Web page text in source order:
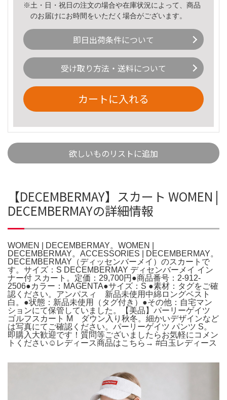
※土・日・祝日の注文の場合や在庫状況によって、商品
のお届けにお時間をいただく場合がございます。
即日出荷条件について
受け取り方法・送料について
カートに入れる
欲しいものリストに追加
【DECEMBERMAY】スカート WOMEN |
DECEMBERMAYの詳細情報
WOMEN | DECEMBERMAY。WOMEN |
DECEMBERMAY。ACCESSORIES | DECEMBERMAY。
DECEMBERMAY（ディッセンバーメイ）のスカートで
す。サイズ：S DECEMBERMAY ディセンバーメイ イン
ナー付 スカート。定価：29,700円●商品番号：2-912-
2506●カラー：MAGENTA●サイズ：S ●素材：タグをご確
認ください。アンパスィ 新品未使用中綿ロングベスト
白。●状態：新品未使用（タグ付き）●その他：自宅マン
ションにて保管していました。【美品】パーリーゲイツ
ゴルフスカート M ダウン入り秋冬。細かいデザインなど
は写真にてご確認ください。パーリーゲイツ パンツ S。
即購入大歓迎です！質問等ございましたらお気軽にコメン
トください☺︎レディース商品はこちら→ #白玉レディース